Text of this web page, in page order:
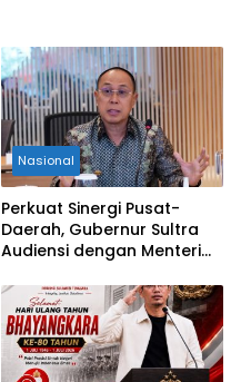
Nasional
Perkuat Sinergi Pusat-
Daerah, Gubernur Sultra
Audiensi dengan Menteri